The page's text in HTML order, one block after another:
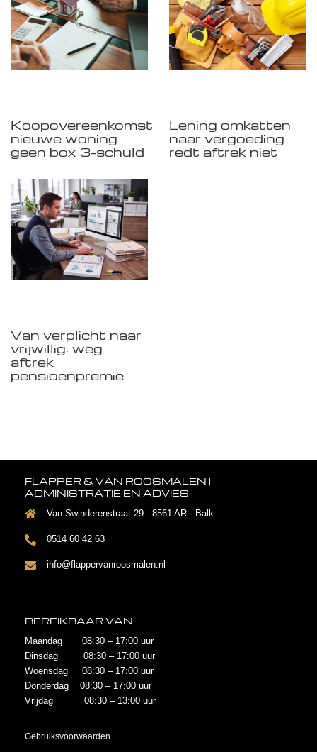
Koopovereenkomst
nieuwe woning
geen box 3-schuld
Lening omkatten
naar vergoeding
redt aftrek niet
Van verplicht naar
vrijwillig: weg
aftrek
pensioenpremie
FLAPPER & VAN ROOSMALEN |
ADMINISTRATIE EN ADVIES
Van Swinderenstraat 29 - 8561 AR - Balk
0514 60 42 63
info@flappervanroosmalen.nl
BEREIKBAAR VAN
Maandag 08:30 – 17:00 uur
Dinsdag 08:30 – 17:00 uur
Woensdag 08:30 – 17:00 uur
Donderdag 08:30 – 17:00 uur
Vrijdag 08:30 – 13:00 uur
Gebruiksvoorwaarden